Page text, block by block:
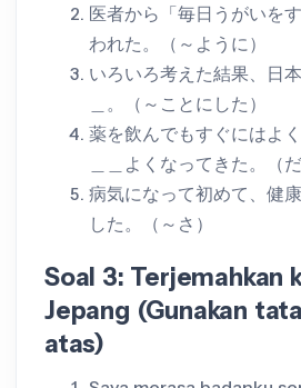
医者から「毎日うがいを
われた。（～ように）
いろいろ考えた結果、日
＿。（～ことにした）
薬を飲んでもすぐにはよ
＿＿よくなってきた。（だ
病気になって初めて、健
した。（～さ）
Soal 3: Terjemahkan
Jepang (Gunakan
atas)